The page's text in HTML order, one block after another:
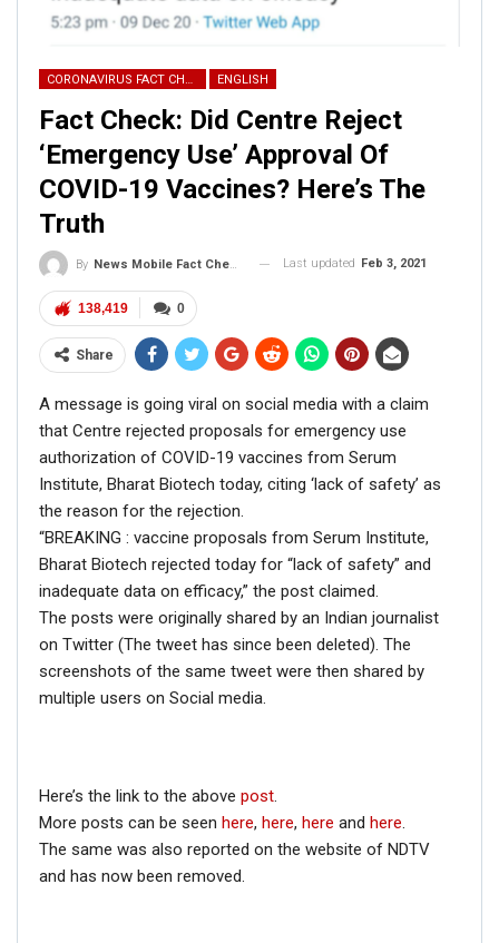
Click herefor Latest News
updates and viral videos on our
AI-powered smart news
CORONAVIRUS FACT CHECK ENGLISH
Fact Check: Did Centre Reject
‘Emergency Use’ Approval Of
COVID-19 Vaccines? Here’s The
Truth
By News Mobile Fact Check Bureau Last updated Feb 3, 2021
0
138,419
Share
A message is going viral on social media with a claim
that Centre rejected proposals for emergency use
authorization of COVID-19 vaccines from Serum
Institute, Bharat Biotech today, citing ‘lack of safety’ as
the reason for the rejection.
“BREAKING : vaccine proposals from Serum Institute,
Bharat Biotech rejected today for “lack of safety” and
inadequate data on efficacy,” the post claimed.
The posts were originally shared by an Indian journalist
on Twitter (The tweet has since been deleted). The
screenshots of the same tweet were then shared by
multiple users on Social media.
Here’s the link to the above post
More posts can be seen here, here, here and here
The same was also reported on the website of NDTV
and has now been removed.